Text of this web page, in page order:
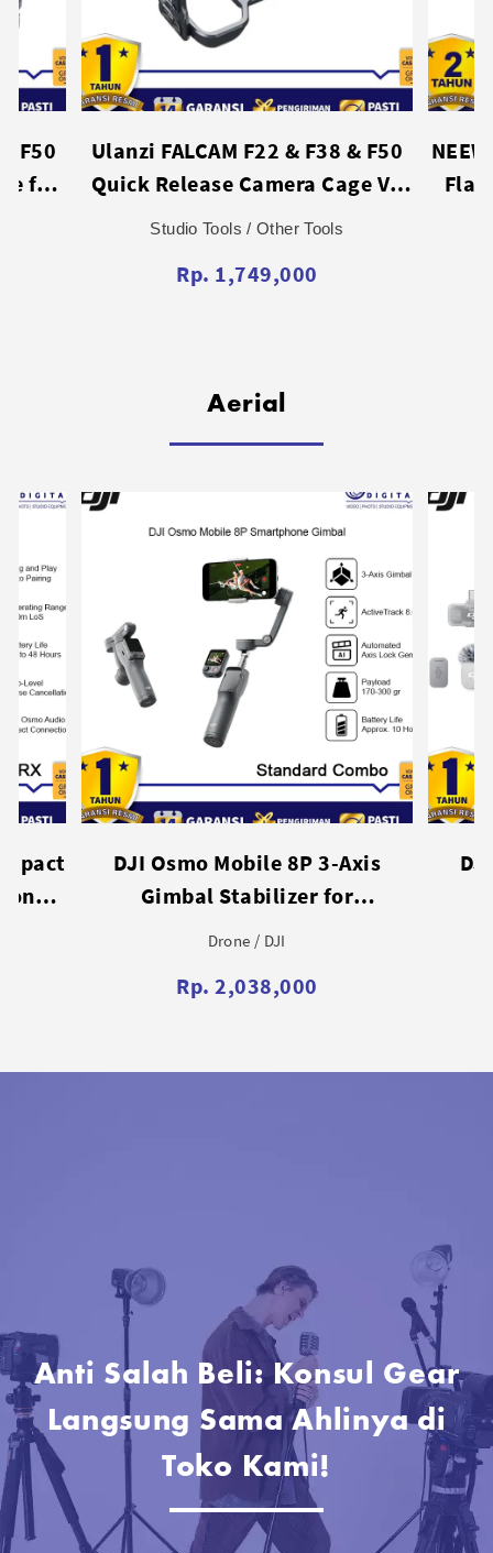
F50
V2
NEEWER FL10 10W LED Portable
Flashlight Lightweight Photo
Video Lighting Tool (X01)
Studio Tools / Other Tools
Rp. 929,000
Aerial
DJI Osmo Mobile 8P 3-Axis
Gimbal Stabilizer for
Smartphone - Creator Combo
Drone / DJI
Rp. 3,119,000
DJI
Anti Salah Beli: Konsul Gear
Langsung Sama Ahlinya di
Toko Kami!